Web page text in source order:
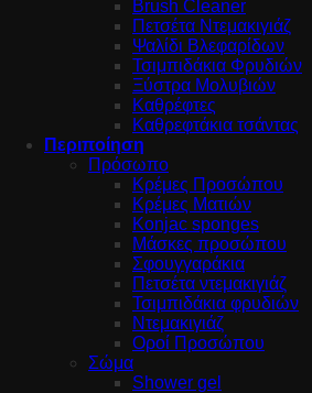
Brush Cleaner
Πετσέτα Ντεμακιγιάζ
Ψαλίδι Βλεφαρίδων
Τσιμπιδάκια Φρυδιών
Ξύστρα Μολυβιών
Καθρέφτες
Καθρεφτάκια τσάντας
Περιποίηση
Πρόσωπο
Κρέμες Προσώπου
Κρέμες Ματιών
Konjac sponges
Μάσκες προσώπου
Σφουγγαράκια
Πετσέτα ντεμακιγιάζ
Τσιμπιδάκια φρυδιών
Ντεμακιγιάζ
Οροί Προσώπου
Σώμα
Shower gel